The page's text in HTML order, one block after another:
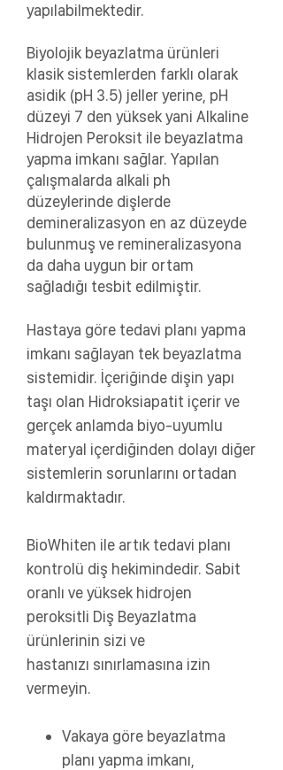
yapılabilmektedir.
Biyolojik beyazlatma ürünleri
klasik sistemlerden farklı olarak
asidik (pH 3.5) jeller yerine, pH
düzeyi 7 den yüksek yani Alkaline
Hidrojen Peroksit ile beyazlatma
yapma imkanı sağlar. Yapılan
çalışmalarda alkali ph
düzeylerinde dişlerde
demineralizasyon en az düzeyde
bulunmuş ve remineralizasyona
da daha uygun bir ortam
sağladığı tesbit edilmiştir.
Hastaya göre tedavi planı yapma
imkanı sağlayan tek beyazlatma
sistemidir. İçeriğinde dişin yapı
taşı olan Hidroksiapatit içerir ve
gerçek anlamda biyo-uyumlu
materyal içerdiğinden dolayı diğer
sistemlerin sorunlarını ortadan
kaldırmaktadır.
BioWhiten ile artık tedavi planı
kontrolü diş hekimindedir. Sabit
oranlı ve yüksek hidrojen
peroksitli Diş Beyazlatma
ürünlerinin sizi ve
hastanızı sınırlamasına izin
vermeyin.
Vakaya göre beyazlatma
planı yapma imkanı,